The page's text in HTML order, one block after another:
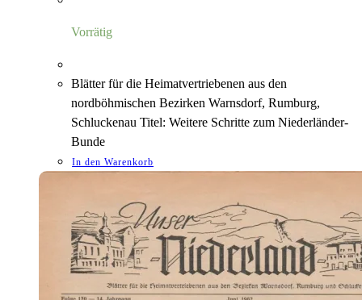
Vorrätig
Blätter für die Heimatvertriebenen aus den
nordböhmischen Bezirken Warnsdorf, Rumburg,
Schluckenau Titel: Weitere Schritte zum Niederländer-
Bunde
In den Warenkorb